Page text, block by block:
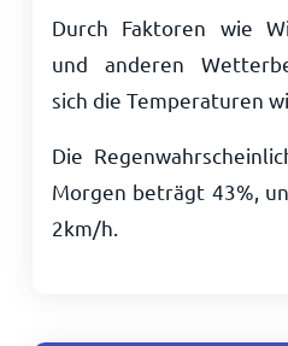
Durch Faktoren wie
und anderen
sich die Temperaturen
Die
Morgen beträgt 43%,
2km/h